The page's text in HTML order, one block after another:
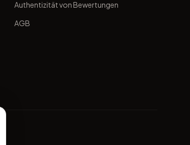
Authentizität von Bewertungen
AGB